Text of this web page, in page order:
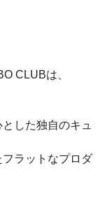
CLUBは、
した独自のキュ
ラットなプロダ